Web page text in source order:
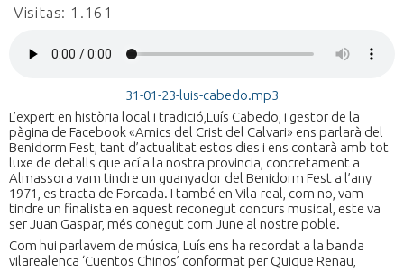
Visitas: 1.161
31-01-23-luis-cabedo.mp3
L’expert en història local i tradició,Luís Cabedo, i gestor de la
pàgina de Facebook «Amics del Crist del Calvari» ens parlarà del
Benidorm Fest, tant d’actualitat estos dies i ens contarà amb tot
luxe de detalls que ací a la nostra provincia, concretament a
Almassora vam tindre un guanyador del Benidorm Fest a l’any
1971, es tracta de Forcada. I també en Vila-real, com no, vam
tindre un finalista en aquest reconegut concurs musical, este va
ser Juan Gaspar, més conegut com June al nostre poble.
Com hui parlavem de música, Luís ens ha recordat a la banda
vilarealenca ‘Cuentos Chinos’ conformat per Quique Renau,